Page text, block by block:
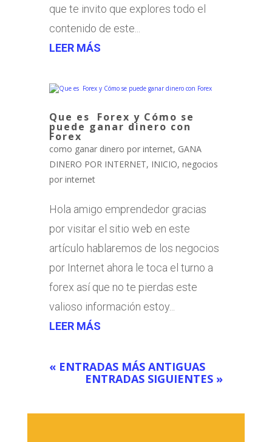
que te invito que explores todo el
contenido de este...
LEER MÁS
Que es Forex y Cómo se
puede ganar dinero con
Forex
como ganar dinero por internet, GANA
DINERO POR INTERNET, INICIO, negocios
por internet
Hola amigo emprendedor gracias
por visitar el sitio web en este
artículo hablaremos de los negocios
por Internet ahora le toca el turno a
forex así que no te pierdas este
valioso información estoy...
LEER MÁS
« ENTRADAS MÁS ANTIGUAS
ENTRADAS SIGUIENTES »